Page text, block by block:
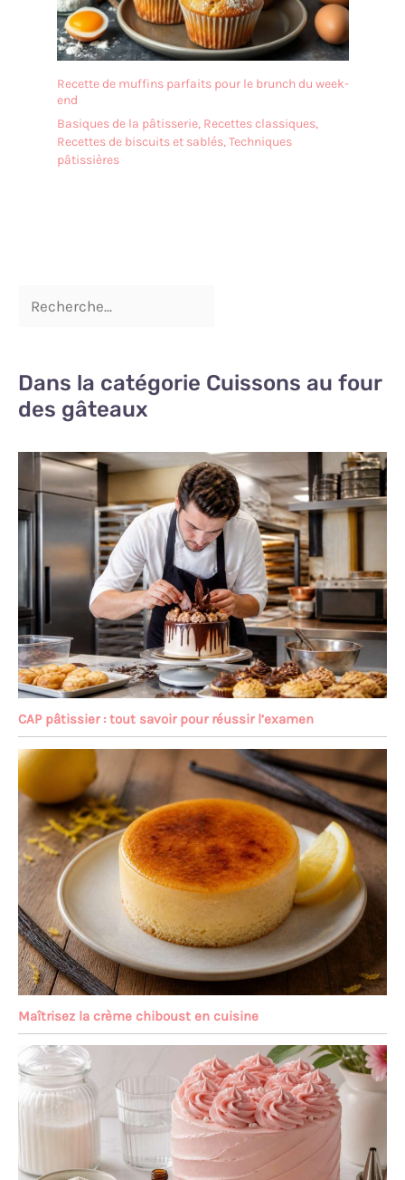
Recette de muffins parfaits pour le brunch du week-
end
Basiques de la pâtisserie, Recettes classiques,
Recettes de biscuits et sablés,Techniques
pâtissières
Dans la catégorie Cuissons au four
des gâteaux
CAP pâtissier : tout savoir pour réussir l’examen
Maîtrisez la crème chiboust en cuisine